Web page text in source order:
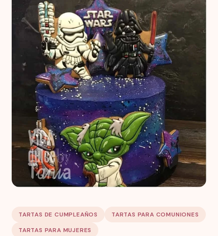
TARTAS DE CUMPLEAÑOS
TARTAS PARA COMUNIONES
TARTAS PARA MUJERES